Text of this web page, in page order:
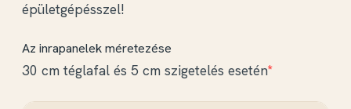
épületgépésszel!
Az inrapanelek méretezése
30 cm téglafal és 5 cm szigetelés esetén*